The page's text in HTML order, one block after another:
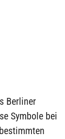
Berliner
Symbole bei